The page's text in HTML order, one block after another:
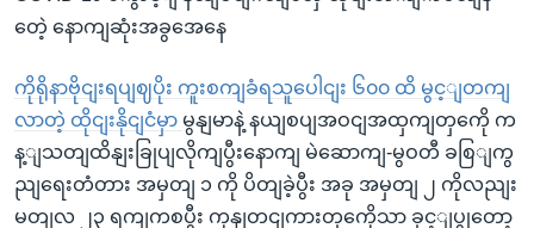
တေဲ့ နောကျဆုံးအခွအေနေ
ကိုရိုနာဗိုငျးရပျဈပိုး ကူးစကျခံရသူပေါငျး ၆၀၀ ထိ မွင့ျတကျ
လာတဲ့ ထိုငျးနိုငျငံမှာ မွနျမာနဲ့ နယျစပျအဝငျအထှကျတှကေို က
န့ျသတျထိနျးခြုပျလိုကျပွီးနောကျ မဲဆောကျ-မွဝတီ ခစြျကွ
ညျရေးတံတား အမှတျ ၁ ကို ပိတျခဲ့ပွီး အခု အမှတျ ၂ ကိုလညျး
မတျလ ၂၃ ရကျကစပွီး ကုနျတငျကားတှကေိုသာ ခှင့ျပွုတော့